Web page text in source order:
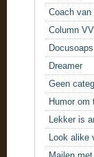
Coach van
Column
Docusoaps
Dreamer
Geen
Humor om
Lekker is
Look alike